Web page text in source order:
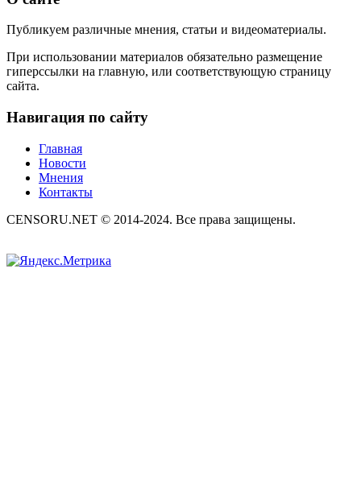
Публикуем различные мнения, статьи и видеоматериалы.
При использовании материалов обязательно размещение
гиперссылки на главную, или соответствующую страницу
сайта.
Навигация по сайту
Главная
Новости
Мнения
Контакты
CENSORU.NET © 2014-2024. Все права защищены.